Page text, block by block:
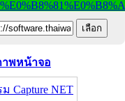
พหน้าจอ
Capture NET